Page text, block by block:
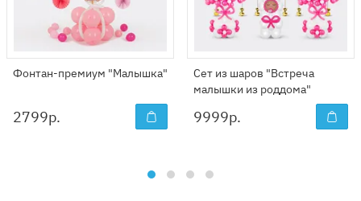
Фонтан-премиум "Малышка"
2799р.
Сет из шаров "Встреча
малышки из роддома"
9999р.